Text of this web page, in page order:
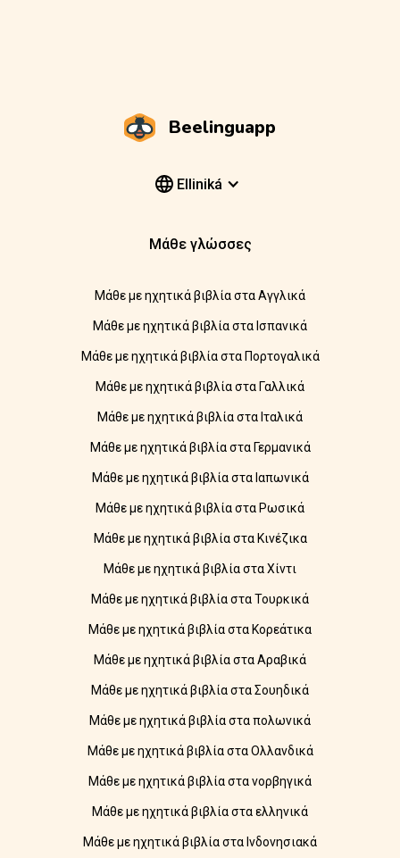
Beelinguapp
Elliniká
Μάθε γλώσσες
Μάθε με ηχητικά βιβλία στα Αγγλικά
Μάθε με ηχητικά βιβλία στα Ισπανικά
Μάθε με ηχητικά βιβλία στα Πορτογαλικά
Μάθε με ηχητικά βιβλία στα Γαλλικά
Μάθε με ηχητικά βιβλία στα Ιταλικά
Μάθε με ηχητικά βιβλία στα Γερμανικά
Μάθε με ηχητικά βιβλία στα Ιαπωνικά
Μάθε με ηχητικά βιβλία στα Ρωσικά
Μάθε με ηχητικά βιβλία στα Κινέζικα
Μάθε με ηχητικά βιβλία στα Χίντι
Μάθε με ηχητικά βιβλία στα Τουρκικά
Μάθε με ηχητικά βιβλία στα Κορεάτικα
Μάθε με ηχητικά βιβλία στα Αραβικά
Μάθε με ηχητικά βιβλία στα Σουηδικά
Μάθε με ηχητικά βιβλία στα πολωνικά
Μάθε με ηχητικά βιβλία στα Ολλανδικά
Μάθε με ηχητικά βιβλία στα νορβηγικά
Μάθε με ηχητικά βιβλία στα ελληνικά
Μάθε με ηχητικά βιβλία στα Ινδονησιακά